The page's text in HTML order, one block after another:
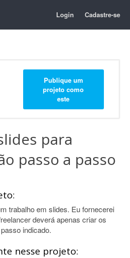
Login Cadastre-se
Publique um
projeto como
este
para
passo a passo
trabalho em slides. Eu fornecerei
deverá apenas criar os
indicado.
nesse projeto: